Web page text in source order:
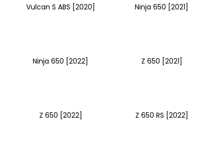
Vulcan S ABS [2020] Ninja 650 [2021]
Ninja 650 [2022] Z 650 [2021]
Z 650 [2022] Z 650 RS [2022]